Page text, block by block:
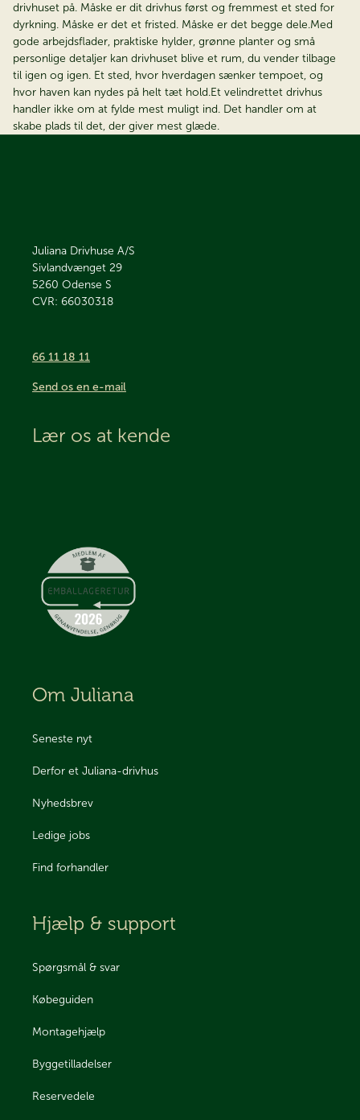
drivhuset på. Måske er dit drivhus først og fremmest et sted for
dyrkning. Måske er det et fristed. Måske er det begge dele.Med
gode arbejdsflader, praktiske hylder, grønne planter og små
personlige detaljer kan drivhuset blive et rum, du vender tilbage
til igen og igen. Et sted, hvor hverdagen sænker tempoet, og
hvor haven kan nydes på helt tæt hold.Et velindrettet drivhus
handler ikke om at fylde mest muligt ind. Det handler om at
skabe plads til det, der giver mest glæde.
Juliana Drivhuse A/S
Sivlandvænget 29
5260 Odense S
CVR: 66030318
66 11 18 11
Send os en e-mail
Lær os at kende
Om Juliana
Seneste nyt
Derfor et Juliana-drivhus
Nyhedsbrev
Ledige jobs
Find forhandler
Hjælp & support
Spørgsmål & svar
Købeguiden
Montagehjælp
Byggetilladelser
Reservedele